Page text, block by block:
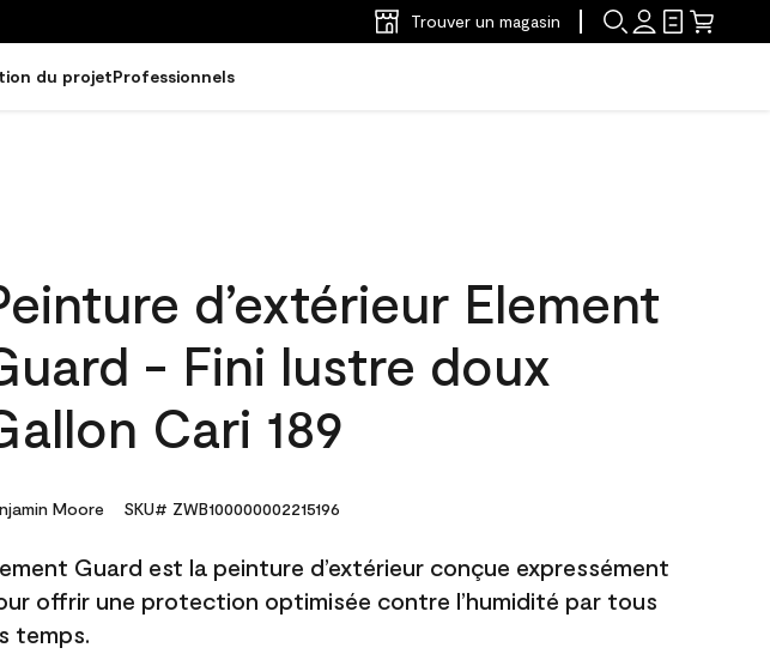
Trouver un magasin
du projetProfessionnels
d’extérieur Element
- Fini lustre doux
Cari 189
Moore SKU# ZWB100000002215196
Guard est la peinture d’extérieur conçue expressément
offrir une protection optimisée contre l’humidité par tous
temps.